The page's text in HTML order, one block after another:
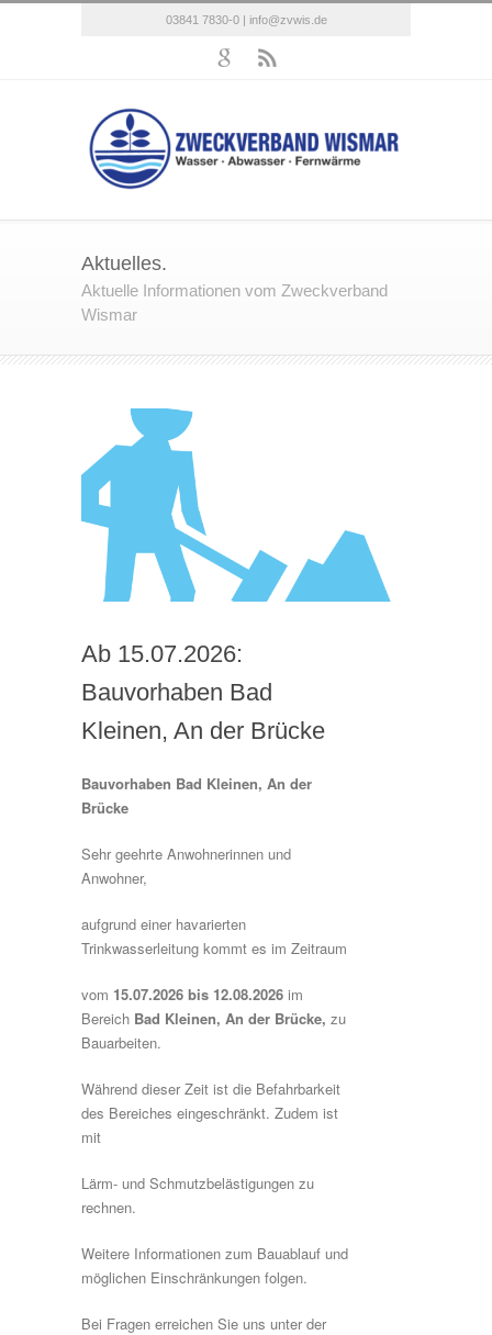
03841 7830-0 | info@zvwis.de
Aktuelles.
Aktuelle Informationen vom Zweckverband
Wismar
Ab 15.07.2026:
Bauvorhaben Bad
Kleinen, An der Brücke
Bauvorhaben Bad Kleinen, An der
Brücke
Sehr geehrte Anwohnerinnen und
Anwohner,
aufgrund einer havarierten
Trinkwasserleitung kommt es im Zeitraum
vom 15.07.2026 bis 12.08.2026 im
Bereich Bad Kleinen, An der Brücke, zu
Bauarbeiten.
Während dieser Zeit ist die Befahrbarkeit
des Bereiches eingeschränkt. Zudem ist
mit
Lärm- und Schmutzbelästigungen zu
rechnen.
Weitere Informationen zum Bauablauf und
möglichen Einschränkungen folgen.
Bei Fragen erreichen Sie uns unter der